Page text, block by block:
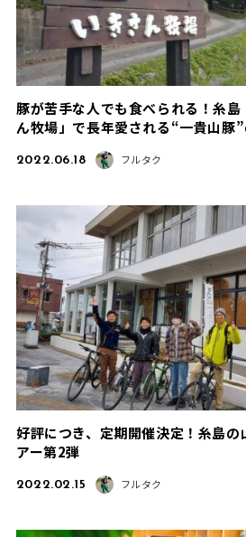
豚が苦手な人でも食べられる！糸
ん牧場」で長年愛される“一貴山豚
2022.06.18
フルタク
好評につき、定期開催決定！糸島の
アー第2弾
2022.02.15
フルタク